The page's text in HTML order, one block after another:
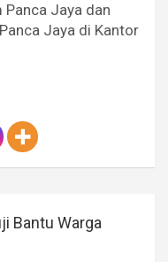
Jaya dan
Jaya di Kantor
Bantu Warga